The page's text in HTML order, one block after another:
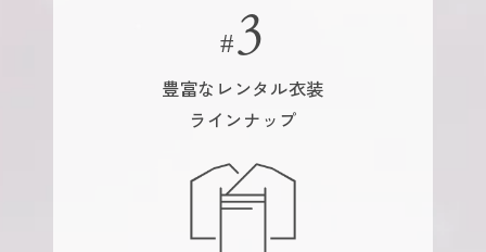
豊富なレンタル衣装
ラインナップ